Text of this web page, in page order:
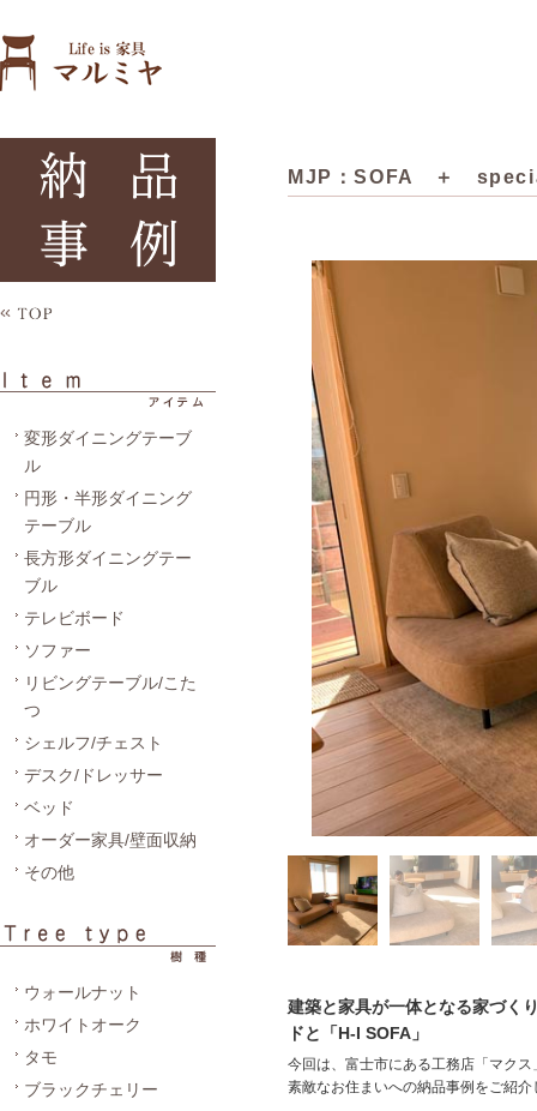
変形ダイニングテーブ
ル
円形・半形ダイニング
テーブル
長方形ダイニングテー
ブル
テレビボード
ソファー
リビングテーブル/こた
つ
シェルフ/チェスト
デスク/ドレッサー
ベッド
オーダー家具/壁面収納
その他
ウォールナット
ホワイトオーク
タモ
ブラックチェリー
MJP：SOFA ＋
建築と家具が一体となる家づく
ドと「H-I SOFA」
今回は、富士市にある工務店「マク
素敵なお住まいへの納品事例をご紹介